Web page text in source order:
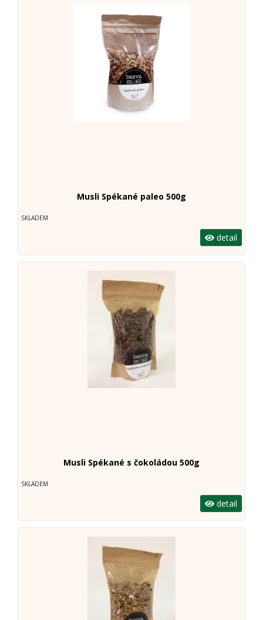
Musli Spékané paleo 500g
SKLADEM
detail
Musli Spékané s čokoládou 500g
SKLADEM
detail